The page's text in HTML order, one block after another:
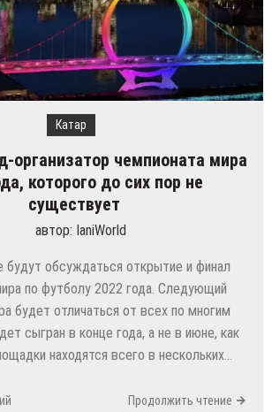
Катар
организатор чемпионата мира
которого до сих пор не
существует
автор: IaniWorld
будут обсуждаться открытие и финал
по футболу 2022 года. Следующий
будет отличаться от всех по многим
сыгран в конце года, а не в июне, как
находятся всего в нескольких…
Продолжить чтение